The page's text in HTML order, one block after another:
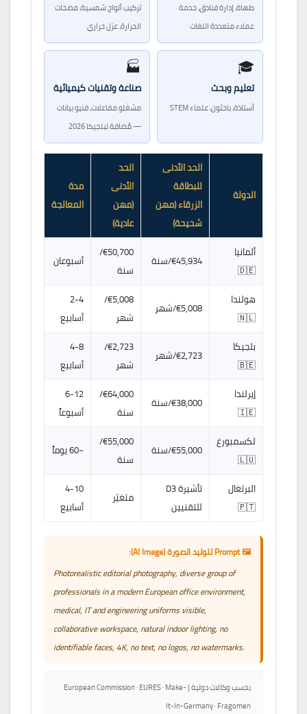
طهاة، إدارة فنادق، خدمة
عملاء متعددة اللغات
تركيب ألواح شمسية، مضخات
الحرارة، عزل حراري
🎓
تعليم وبحث
أستاذة، باحثون، علماء STEM
🏭
صناعة وتقنيات كيميائية
مشغّلو مفاعلات، فنيو بيانات
— مُضافة لبلجيكا 2026
الدولة
الحد الأدنى
للبطاقة
الزرقاء (مهن
شحيحة)
الحد
الأدنى
(مهن
عادية)
مدة
المعالجة
ألمانيا
🇩🇪
€45,934/سنة
€50,700/
سنة
أسبوعان
هولندا
🇳🇱
€5,008/شهر
€5,008/
شهر
2-4
أسابيع
بلجيكا
🇧🇪
€2,723/شهر
€2,723/
شهر
4-8
أسابيع
إيرلندا
🇮🇪
€38,000/سنة
€64,000/
سنة
6-12
أسبوعاً
لكسمبورغ
🇱🇺
€55,000/سنة
€55,000/
سنة
~60 يوماً
البرتغال
🇵🇹
تأشيرة D3
للتقنيين
متغيّر
4-10
أسابيع
🖼️ Prompt لتوليد الصورة (AI Image):
Photorealistic editorial photography, diverse group of
professionals in a modern European office environment,
medical, IT and engineering uniforms visible,
collaborative workspace, natural indoor lighting, no
identifiable faces, 4K, no text, no logos, no watermarks.
بحسب وكالات دولية | European Commission · EURES · Make-
It-In-Germany · Fragomen